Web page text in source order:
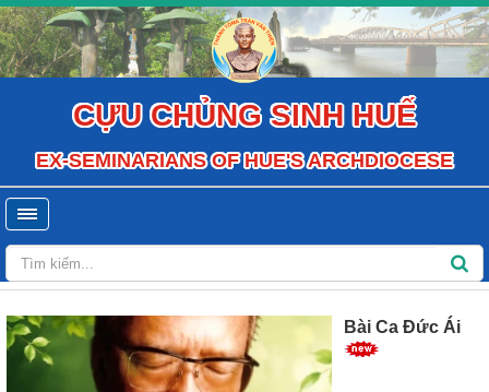
CỰU CHỦNG SINH HUẾ
EX-SEMINARIANS OF HUE'S ARCHDIOCESE
Bài Ca Đức Ái